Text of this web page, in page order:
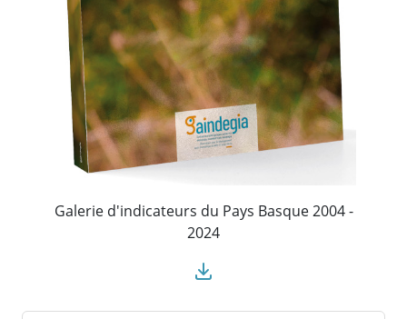
Galerie d'indicateurs du Pays Basque 2004 -
2024